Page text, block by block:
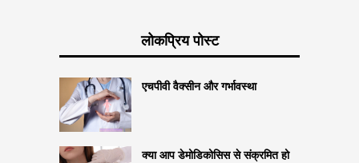
लोकप्रिय पोस्ट
एचपीवी वैक्सीन और गर्भावस्था
क्या आप डेमोडिकोसिस से संक्रमित हो